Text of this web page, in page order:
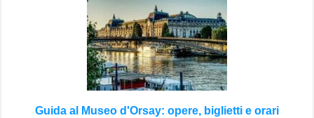
Guida al Museo d'Orsay: opere, biglietti e orari